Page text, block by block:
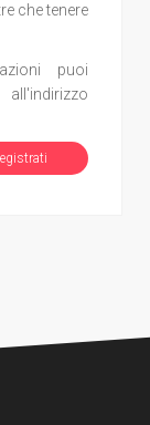
che tenere
puoi